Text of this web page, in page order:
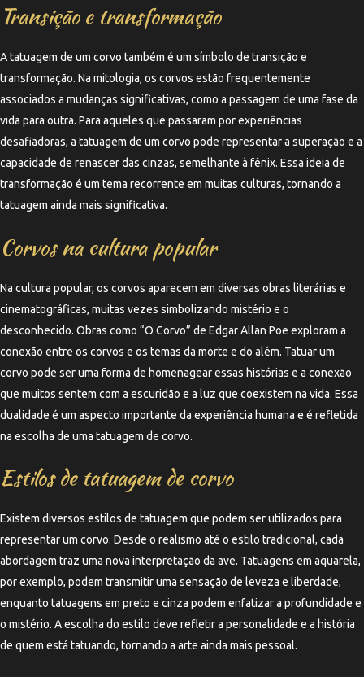
Transição e transformação
A tatuagem de um corvo também é um símbolo de transição e
transformação. Na mitologia, os corvos estão frequentemente
associados a mudanças significativas, como a passagem de uma fase da
vida para outra. Para aqueles que passaram por experiências
desafiadoras, a tatuagem de um corvo pode representar a superação e a
capacidade de renascer das cinzas, semelhante à fênix. Essa ideia de
transformação é um tema recorrente em muitas culturas, tornando a
tatuagem ainda mais significativa.
Corvos na cultura popular
Na cultura popular, os corvos aparecem em diversas obras literárias e
cinematográficas, muitas vezes simbolizando mistério e o
desconhecido. Obras como “O Corvo” de Edgar Allan Poe exploram a
conexão entre os corvos e os temas da morte e do além. Tatuar um
corvo pode ser uma forma de homenagear essas histórias e a conexão
que muitos sentem com a escuridão e a luz que coexistem na vida. Essa
dualidade é um aspecto importante da experiência humana e é refletida
na escolha de uma tatuagem de corvo.
Estilos de tatuagem de corvo
Existem diversos estilos de tatuagem que podem ser utilizados para
representar um corvo. Desde o realismo até o estilo tradicional, cada
abordagem traz uma nova interpretação da ave. Tatuagens em aquarela,
por exemplo, podem transmitir uma sensação de leveza e liberdade,
enquanto tatuagens em preto e cinza podem enfatizar a profundidade e
o mistério. A escolha do estilo deve refletir a personalidade e a história
de quem está tatuando, tornando a arte ainda mais pessoal.